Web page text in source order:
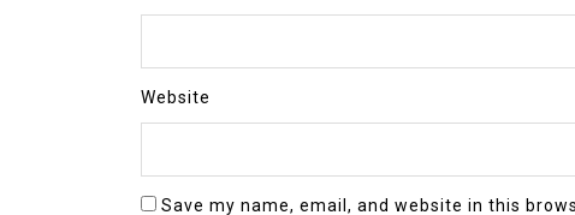
Website
Save my name, email, and website in this